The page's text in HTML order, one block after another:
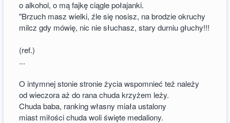
o alkohol, o mą fajkę ciągle połajanki.
"Brzuch masz wielki, źle się nosisz, na brodzie okruchy
milcz gdy mówię, nic nie słuchasz, stary durniu głuchy!!!
(ref.)
...
O intymnej stonie stronie życia wspomnieć też należy
od wieczora aż do rana chuda krzyżem leży.
Chuda baba, ranking własny miała ustalony
miast miłości chuda woli święte medaliony.